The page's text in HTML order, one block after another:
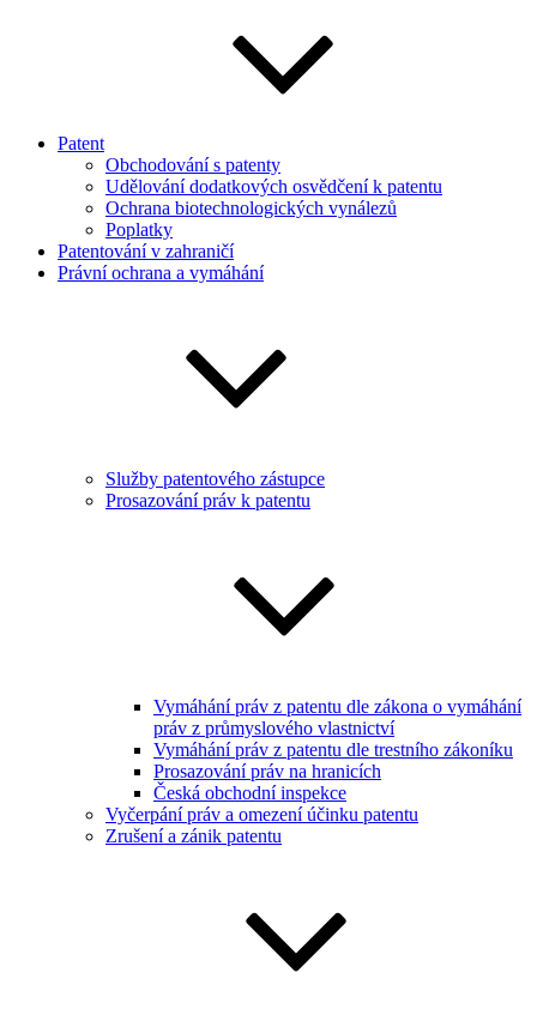
Patent
Obchodování s patenty
Udělování dodatkových osvědčení k patentu
Ochrana biotechnologických vynálezů
Poplatky
Patentování v zahraničí
Právní ochrana a vymáhání
Služby patentového zástupce
Prosazování práv k patentu
Vymáhání práv z patentu dle zákona o vymáhání
práv z průmyslového vlastnictví
Vymáhání práv z patentu dle trestního zákoníku
Prosazování práv na hranicích
Česká obchodní inspekce
Vyčerpání práv a omezení účinku patentu
Zrušení a zánik patentu